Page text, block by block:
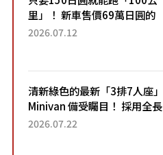
里」！ 新車售價69萬日圓的
「3人座」Trike大受歡迎！ 順
2026.07.12
清新綠色的最新「3排7人座」
Minivan 備受矚目！ 採用全長
4.7公尺剛剛好的車身尺寸與
2026.07.22